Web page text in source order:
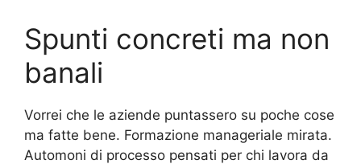
Spunti concreti ma non
banali
Vorrei che le aziende puntassero su poche cose
ma fatte bene. Formazione manageriale mirata.
Automoni di processo pensati per chi lavora da